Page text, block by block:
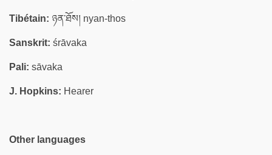
Tibétain: ཉན་ཐོས། nyan-thos
Sanskrit: śrāvaka
Pali: sāvaka
J. Hopkins: Hearer
Other languages